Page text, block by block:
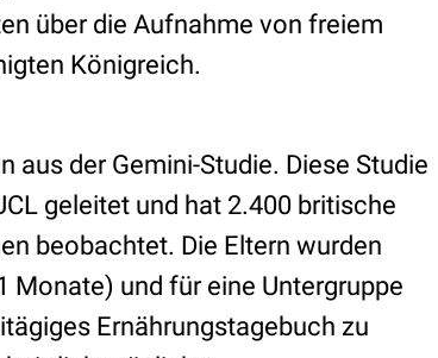
über die Aufnahme von freiem
Königreich.
aus der Gemini-Studie. Diese Studie
geleitet und hat 2.400 britische
beobachtet. Die Eltern wurden
Monate) und für eine Untergruppe
Ernährungstagebuch zu